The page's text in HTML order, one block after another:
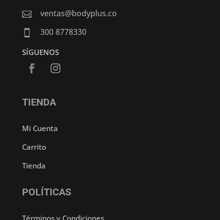
 ventas@bodyplus.co
 300 8778330
SÍGUENOS
TIENDA
Mi Cuenta
Carrito
Tienda
POLÍTICAS
Términos y Condiciones